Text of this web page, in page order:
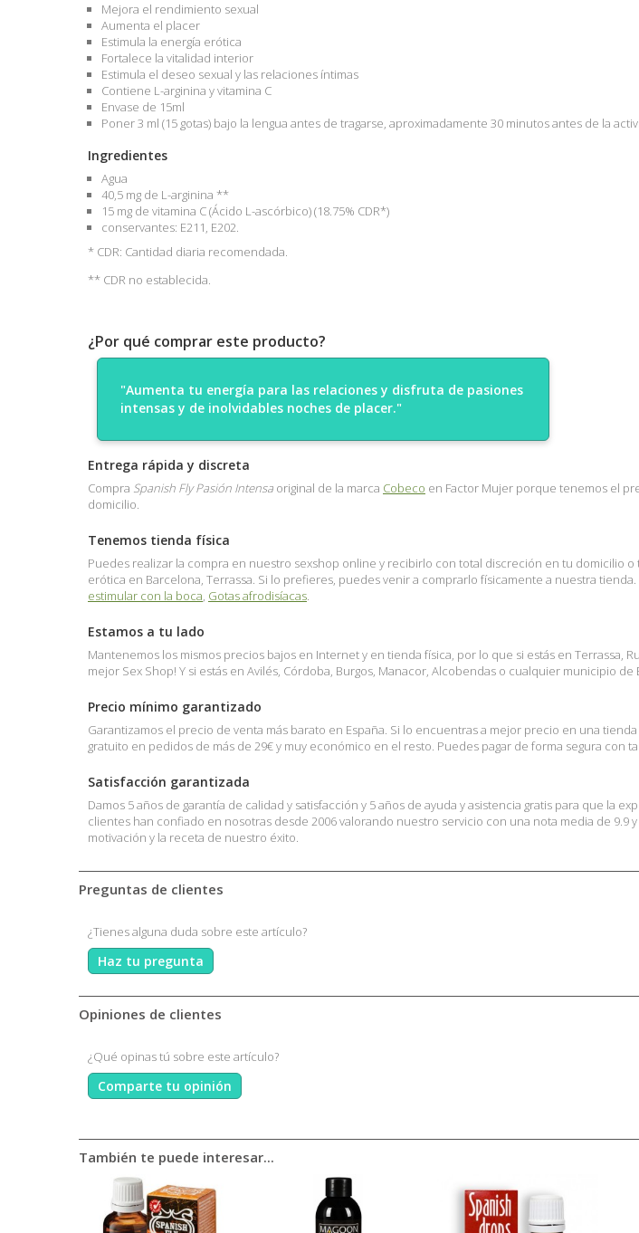
Mejora el rendimiento sexual
Aumenta el placer
Estimula la energía erótica
Fortalece la vitalidad interior
Estimula el deseo sexual y las relaciones íntimas
Contiene L-arginina y vitamina C
Envase de 15ml
Poner 3 ml (15 gotas) bajo la lengua antes de tragarse, aproximadamente 30 minutos antes de la
Ingredientes
Agua
40,5 mg de L-arginina **
15 mg de vitamina C (Ácido L-ascórbico) (18.75% CDR*)
conservantes: E211, E202.
* CDR: Cantidad diaria recomendada.
** CDR no establecida.
¿Por qué comprar este producto?
"Aumenta tu energía para las relaciones y disfruta de pasiones
intensas y de inolvidables noches de placer."
Entrega rápida y discreta
Compra Spanish Fly Pasión Intensa original de la marca Cobeco en Factor Mujer porque tenemos el
domicilio.
Tenemos tienda física
Puedes realizar la compra en nuestro sexshop online y recibirlo con total discreción en tu domicilio
erótica en Barcelona, Terrassa. Si lo prefieres, puedes venir a comprarlo físicamente a nuestra
estimular con la boca, Gotas afrodisíacas.
Estamos a tu lado
Mantenemos los mismos precios bajos en Internet y en tienda física, por lo que si estás en Terrassa,
mejor Sex Shop! Y si estás en Avilés, Córdoba, Burgos, Manacor, Alcobendas o cualquier municipio de
Precio mínimo garantizado
Garantizamos el precio de venta más barato en España. Si lo encuentras a mejor precio en una
gratuito en pedidos de más de 29€ y muy económico en el resto. Puedes pagar de forma segura
Satisfacción garantizada
Damos 5 años de garantía de calidad y satisfacción y 5 años de ayuda y asistencia gratis para que la
clientes han confiado en nosotras desde 2006 valorando nuestro servicio con una nota media de 9.9
motivación y la receta de nuestro éxito.
Preguntas de clientes
¿Tienes alguna duda sobre este artículo?
Haz tu pregunta
Opiniones de clientes
¿Qué opinas tú sobre este artículo?
Comparte tu opinión
También te puede interesar...